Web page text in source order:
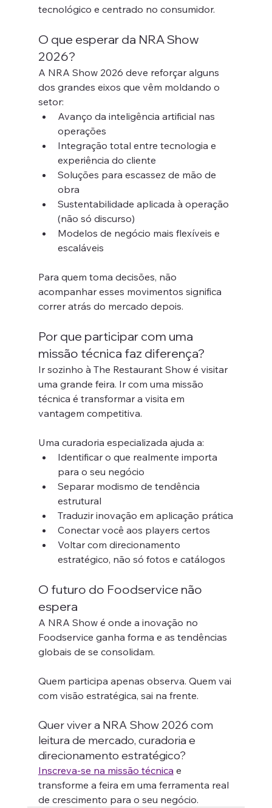
tecnológico e centrado no consumidor.
O que esperar da NRA Show
2026?
A NRA Show 2026 deve reforçar alguns
dos grandes eixos que vêm moldando o
setor:
Avanço da inteligência artificial nas
operações
Integração total entre tecnologia e
experiência do cliente
Soluções para escassez de mão de
obra
Sustentabilidade aplicada à operação
(não só discurso)
Modelos de negócio mais flexíveis e
escaláveis
Para quem toma decisões, não
acompanhar esses movimentos significa
correr atrás do mercado depois.
Por que participar com uma
missão técnica faz diferença?
Ir sozinho à The Restaurant Show é visitar
uma grande feira. Ir com uma missão
técnica é transformar a visita em
vantagem competitiva.
Uma curadoria especializada ajuda a:
Identificar o que realmente importa
para o seu negócio
Separar modismo de tendência
estrutural
Traduzir inovação em aplicação prática
Conectar você aos players certos
Voltar com direcionamento
estratégico, não só fotos e catálogos
O futuro do Foodservice não
espera
A NRA Show é onde a inovação no
Foodservice ganha forma e as tendências
globais de se consolidam.
Quem participa apenas observa. Quem vai
com visão estratégica, sai na frente.
Quer viver a NRA Show 2026 com
leitura de mercado, curadoria e
direcionamento estratégico?
Inscreva-se na missão técnica e
transforme a feira em uma ferramenta real
de crescimento para o seu negócio.